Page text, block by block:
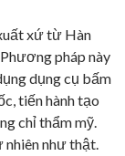
xứ từ Hàn
pháp này
dụng cụ bấm
tiến hành tạo
chỉ thẩm mỹ.
nhiên như thật.